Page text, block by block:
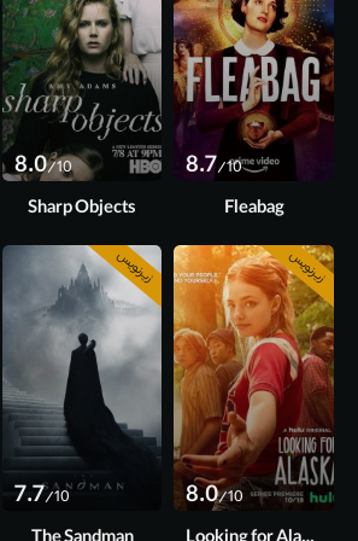
8.7/10
Fleabag
8.0/10
Sharp Objects
زیرنویس
فصل 1
8.0/10
زیرنویس
7.7/10